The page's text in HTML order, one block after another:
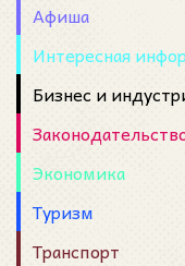
Афиша
Интересная
Бизнес и
Экономика
Туризм
Транспорт